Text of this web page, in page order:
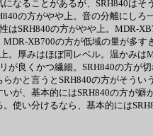
なることがあるが、SRH840は
の方がやや上。音の分離にし
はSRH840の方がやや上。MDR-
XB700の方が低域の量が多
。厚みはほぼ同レベル。温かみ
が良くかつ繊細。SRH840の方
かと言うとSRH840の方がそう
が、基本的にはSRH840の方が
使い分けるなら、基本的には